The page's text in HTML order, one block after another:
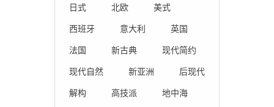
日式
北欧
美式
西班牙
意大利
英国
法国
新古典
现代简约
现代自然
新亚洲
后现代
解构
高技派
地中海